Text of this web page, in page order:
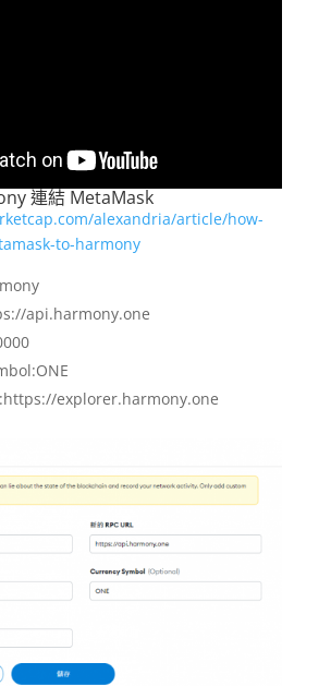
連結 MetaMask
alexandria/article/how-
to-harmony
api.harmony.one
explorer.harmony.one